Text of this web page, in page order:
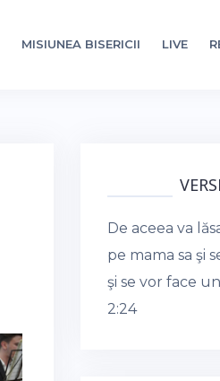
MISIUNEA BISERICII LIVE
De aceea va
pe mama sa şi
şi se vor face
2:24